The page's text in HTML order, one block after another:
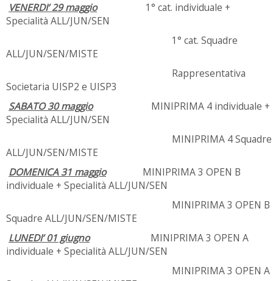
VENERDI’ 29 maggio1° cat. individuale +
Specialità ALL/JUN/SEN
1° cat. Squadre
ALL/JUN/SEN/MISTE
Rappresentativa
Societaria UISP2 e UISP3
SABATO 30 maggioMINIPRIMA 4 individuale +
Specialità ALL/JUN/SEN
MINIPRIMA 4 Squadre
ALL/JUN/SEN/MISTE
DOMENICA 31 maggioMINIPRIMA 3 OPEN B
individuale + Specialità ALL/JUN/SEN
MINIPRIMA 3 OPEN B
Squadre ALL/JUN/SEN/MISTE
LUNEDI’ 01 giugnoMINIPRIMA 3 OPEN A
individuale + Specialità ALL/JUN/SEN
MINIPRIMA 3 OPEN A